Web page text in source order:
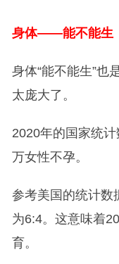
身体——能不能生
身体“能不能生”也
太庞大了。
2020年的国家统
万女性不孕。
参考美国的统计数
为6:4。这意味着
育。